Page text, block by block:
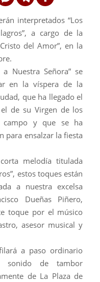
interpretados “Los
a cargo de la
del Amor”, en la
Nuestra Señora” se
en la víspera de la
que ha llegado el
de su Virgen de los
campo y que se ha
para ensalzar la fiesta
melodía titulada
estos toques están
a nuestra excelsa
Dueñas Piñero,
toque por el músico
asesor musical y
a paso ordinario
sonido de tambor
de La Plaza de